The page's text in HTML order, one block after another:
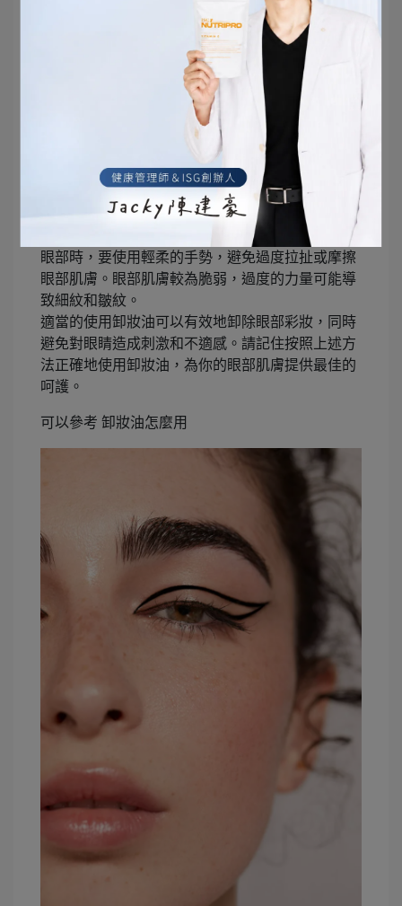
當選擇卸妝油時，可以挑選標
榜溫和或適合敏感肌膚的產品。這樣的卸妝油通常
含有較低濃度的活性成分，更不容易引起刺激。
使用專門為眼部的卸妝產品 ：
眼部肌膚特別脆弱，
因此使用專門為眼部卸妝的產品是非常重要的。這
些產品通常較為溫和且配方經過專業測試，以確保
使用適量的卸妝油：使用卸妝油的量一定要適量，
過量的油脂可能會進入眼睛，引起刺激。只需輕輕
沾取適量的卸妝油，然後在眼部輕輕按摩。
當使用卸妝油按摩
眼部時，要使用輕柔的手勢，避免過度拉扯或摩擦
眼部肌膚。眼部肌膚較為脆弱，過度的力量可能導
致細紋和皺紋。
適當的使用卸妝油可以有效地卸除眼部彩妝，同時
避免對眼睛造成刺激和不適感。請記住按照上述方
法正確地使用卸妝油，為你的眼部肌膚提供最佳的
呵護。
可以參考 卸妝油怎麼用